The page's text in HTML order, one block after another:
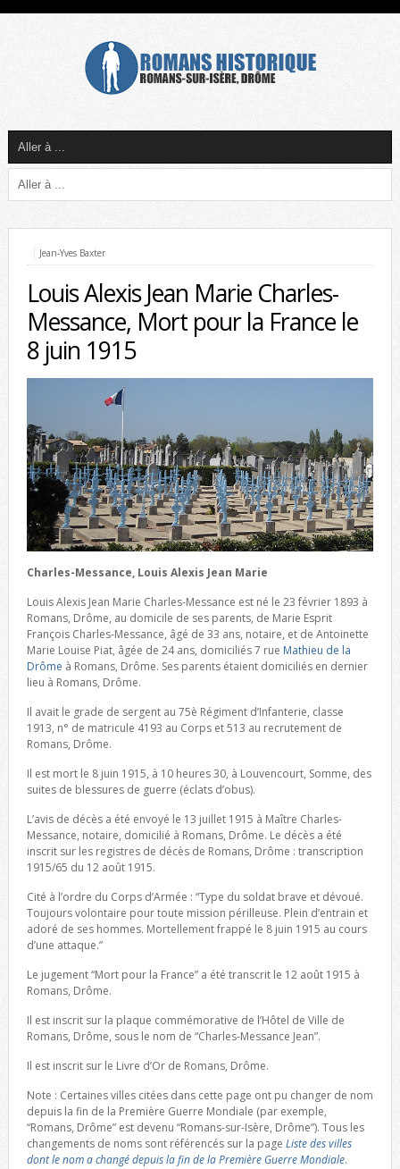
Jean-Yves Baxter
Louis Alexis Jean Marie Charles-
Messance, Mort pour la France le
8 juin 1915
Charles-Messance, Louis Alexis Jean Marie
Louis Alexis Jean Marie Charles-Messance est né le 23 février 1893 à
Romans, Drôme, au domicile de ses parents, de Marie Esprit
François Charles-Messance, âgé de 33 ans, notaire, et de Antoinette
Marie Louise Piat, âgée de 24 ans, domiciliés 7 rue Mathieu de la
Drôme à Romans, Drôme. Ses parents étaient domiciliés en dernier
lieu à Romans, Drôme.
Il avait le grade de sergent au 75è Régiment d’Infanterie, classe
1913, n° de matricule 4193 au Corps et 513 au recrutement de
Romans, Drôme.
Il est mort le 8 juin 1915, à 10 heures 30, à Louvencourt, Somme, des
suites de blessures de guerre (éclats d’obus).
L’avis de décès a été envoyé le 13 juillet 1915 à Maître Charles-
Messance, notaire, domicilié à Romans, Drôme. Le décès a été
inscrit sur les registres de décès de Romans, Drôme : transcription
1915/65 du 12 août 1915.
Cité à l’ordre du Corps d’Armée : “Type du soldat brave et dévoué.
Toujours volontaire pour toute mission périlleuse. Plein d’entrain et
adoré de ses hommes. Mortellement frappé le 8 juin 1915 au cours
d’une attaque.”
Le jugement “Mort pour la France” a été transcrit le 12 août 1915 à
Romans, Drôme.
Il est inscrit sur la plaque commémorative de l’Hôtel de Ville de
Romans, Drôme, sous le nom de “Charles-Messance Jean”.
Il est inscrit sur le Livre d’Or de Romans, Drôme.
Note : Certaines villes citées dans cette page ont pu changer de nom
depuis la fin de la Première Guerre Mondiale (par exemple,
“Romans, Drôme” est devenu “Romans-sur-Isère, Drôme”). Tous les
changements de noms sont référencés sur la page Liste des villes
dont le nom a changé depuis la fin de la Première Guerre Mondiale.